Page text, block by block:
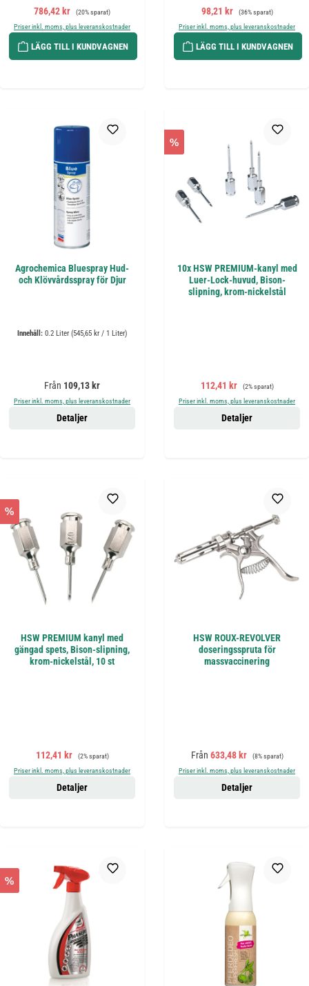
Försäljningspris:
786,42 kr Ordinarie pris:
(20% sparat)
Priser inkl. moms, plus leveranskostnader
LÄGG TILL I KUNDVAGNEN
Försäljningspris:
98,21 kr Ordinarie pris:
(36% sparat)
Priser inkl. moms, plus leveranskostnader
LÄGG TILL I KUNDVAGNEN
Agrochemica Bluespray Hud-
och Klövvårdsspray för Djur
Innehåll: 0.2 Liter (545,65 kr / 1 Liter)
Ordinarie pris:
Från 109,13 kr
Priser inkl. moms, plus leveranskostnader
Detaljer
%
10x HSW PREMIUM-kanyl med
Luer-Lock-huvud, Bison-
slipning, krom-nickelstål
Försäljningspris:
112,41 kr Ordinarie pris:
(2% sparat)
Priser inkl. moms, plus leveranskostnader
Detaljer
%
HSW PREMIUM kanyl med
gängad spets, Bison-slipning,
krom-nickelstål, 10 st
Försäljningspris:
112,41 kr Ordinarie pris:
(2% sparat)
Priser inkl. moms, plus leveranskostnader
Detaljer
HSW ROUX-REVOLVER
doseringsspruta för
massvaccinering
Försäljningspris:
Från 633,48 kr Ordinarie pris:
(8% sparat)
Priser inkl. moms, plus leveranskostnader
Detaljer
%